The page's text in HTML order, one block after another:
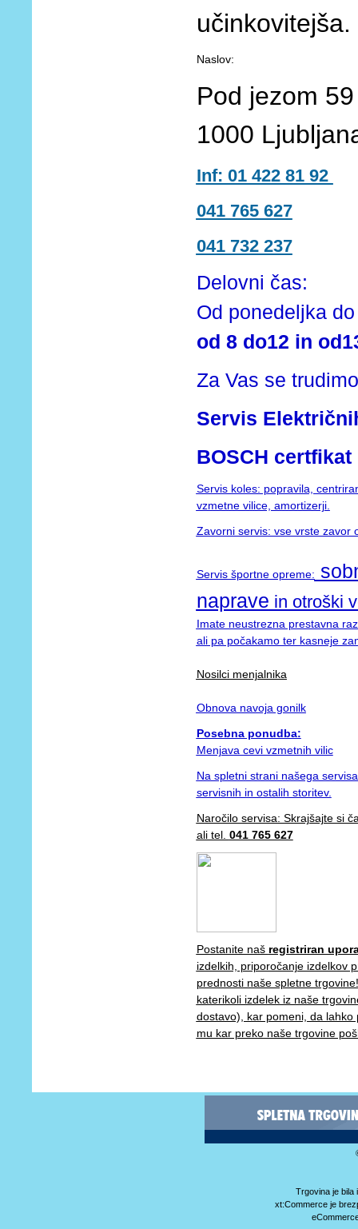
učinkovitejša.
Naslov:
Pod jezom 59
1000
Inf: 01 422 81 92
041 765 627
041 732 237
Delovni čas:
Od ponedeljka
od 8 do12 in
Za Vas se
Servis
BOSCH certfikat
Servis koles: popravila,
vzmetne vilice, amortizerji.
Zavorni servis: vse vrste zavor
Servis športne opreme:
naprave in otroški
Imate neustrezna prestavna
ali pa počakamo ter kasneje
Nosilci menjalnika
Obnova navoja gonilk
Posebna ponudba:
Menjava cevi vzmetnih vilic
Na spletni strani našega
servisnih in ostalih storitev.
Naročilo servisa: Skrajšajte si
ali tel. 041 765 627
Postanite naš registriran
izdelkih, priporočanje izdelkov
prednosti naše spletne
katerikoli izdelek iz naše
dostavo), kar pomeni, da
mu kar preko naše trgovine
Trgovina je bila
xt:Commerce je